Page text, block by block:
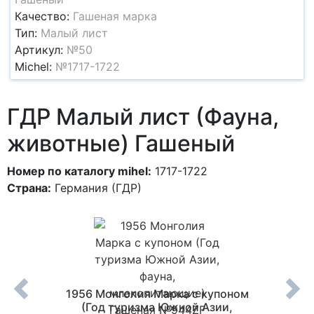
Качество: Гашеная марка
Тип: Малый лист
Артикул: №50
Michel: №1717-1722
ГДР Малый лист (Фауна,
животные) Гашеный
Номер по каталогу mihel: 1717-1722
Страна: Германия (ГДР)
1956 Монголия Марка с купоном
(Год туризма Южной Азии,